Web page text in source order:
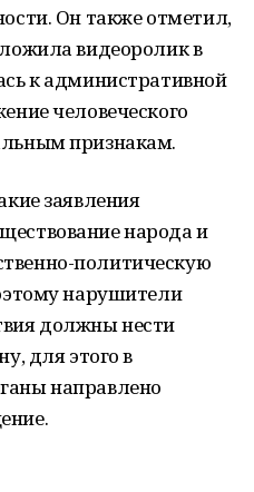
Он также отметил,
видеоролик в
к административной
человеческого
признакам.
заявления
народа и
политическую
нарушители
должны нести
для этого в
направлено